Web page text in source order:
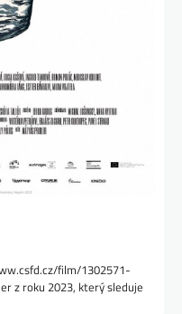
film/1302571-
z roku 2023, který sleduje